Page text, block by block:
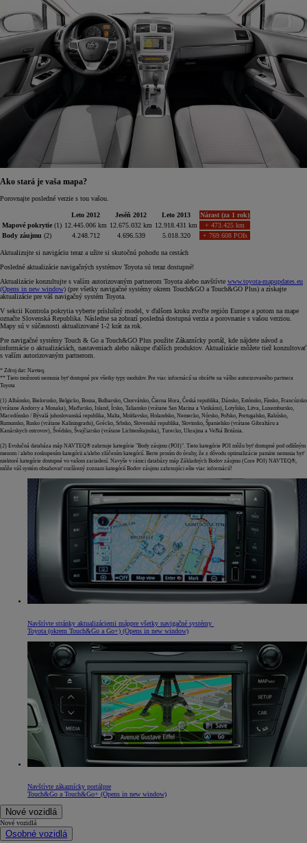
Ako stará je vaša mapa?
Porovnajte posledné verzie s tou vašou.
Leto 2012 Jesěň 2012 Leto 2013
Nárast (za 1 rok)
Mapové pokrytie (1) 12.445.006 km 12.675.032 km 12.918.431 km
+ 473.425 km
Body záujmu (2) 4.248.712 4.696.539 5.018.320 + 769.608 POIs
Aktualizujte si navigáciu teraz a užite si skutočnú pohodu na cestách
Posledné aktualizácie navigačných systémov Toyota sú teraz dostupné!
Aktualizácie konzultujte s vaším autorizovaným partnerom Toyota alebo navštívte www.toyota-mapupdates.eu
(Opens in new window) (pre všetky navigačné systémy okrem Touch&GO a Touch&GO Plus) a získajte
aktualizácie pre váš navigačný systém Toyota.
V sekcii Kontrola pokrytia vyberte príslušný model, v ďalšom kroku zvoľte región Europe a potom na mape
označte Slovenská Republika. Následne sa zobrazí posledná dostupná verzia a porovnanie s vašou verziou.
Mapy sú v súčasnosti aktualizované 1-2 krát za rok.
Pre navigačné systémy Touch & Go a Touch&GO Plus použite Zákaznícky portál, kde nájdete návod a
informácie o aktualizáciách, nastaveniach alebo nákupe ďalších produktov. Aktualizácie môžete tiež konzultovať
s vaším autorizovaným partnerom.
* Zdroj dat: Navteq.
** Tieto možnosti nemusia byť dostupné pre všetky typy modulov. Pre viac informácií sa obráťte na vášho autorizovaného partnera
Toyota
(1) Albánsko, Bielorusko, Belgicko, Bosna, Bulharsko, Chorvátsko, Čierna Hora, Česká republika, Dánsko, Estónsko, Fínsko, Francúzsko
(vrátane Andorry a Monaka), Maďarsko, Island, Írsko, Taliansko (vrátane San Marina a Vatikánu), Lotyšsko, Litva, Luxembursko,
Macedónsko / Bývalá juhoslovanská republika, Malta, Moldavsko, Holandsko, Nemecko, Nórsko, Poľsko, Portugalsko, Rakúsko,
Rumunsko, Rusko (vrátane Kaliningradu), Grécko, Srbsko, Slovenská republika, Slovinsko, Španielsko (vrátane Gibraltáru a
Kanárskych ostrovov), Švédsko, Švajčiarsko (vrátane Lichtenštajnska), Turecko, Ukrajina a Veľká Británia.
(2) Evolučná databáza máp NAVTEQ® zahrnuje kategórie "Body záujmu (POI)". Tieto kategórie POI môžu byť dostupné pod odlišným
menom / alebo zoskupením kategórii a/alebo zlúčením kategórií. Berte prosím do úvahy, že z dôvodu optimalizácie pamäte nemusia byť
niektoré kategórie dostupné vo vašom zariadení. Navyše v rámci databázy máp Základných Bodov záujmu (Core POI) NAVTEQ®,
môže váš systém obsahovať rozšírený zoznam kategórií Bodov záujmu zahrnujúci ešte viac informácií!
Navštívte stránky aktualizáciemi máppre všetky navigačné systémy
Toyota (okrem Touch&Go a Go+) (Opens in new window)
Navštívte zákaznícky portálpre
Touch&Go a Touch&Go+ (Opens in new window)
Nové vozidlá
Nové vozidlá
Osobné vozidlá